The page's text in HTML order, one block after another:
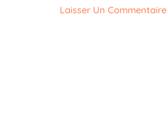
Laisser Un Commentaire